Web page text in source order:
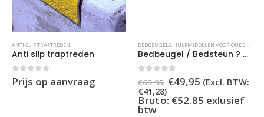
ANTI-SLIP TRAPTREDEN
Anti slip traptreden
0 out of 5
Prijs op aanvraag
BEDBEUGELS, HULPMIDDELEN VOOR OUDEREN
Bedbeugel / Bedsteun ? Zwart met Zachte Handgrepen ? Voor Veilig In- en Uitstappen
out of 5
€63,95 Oorspronkelijke
prijs
was:
€49,95Huidige
prijs
is:
(Excl. BTW:
€41,28)
Bruto: €52.85 exlusief
btw